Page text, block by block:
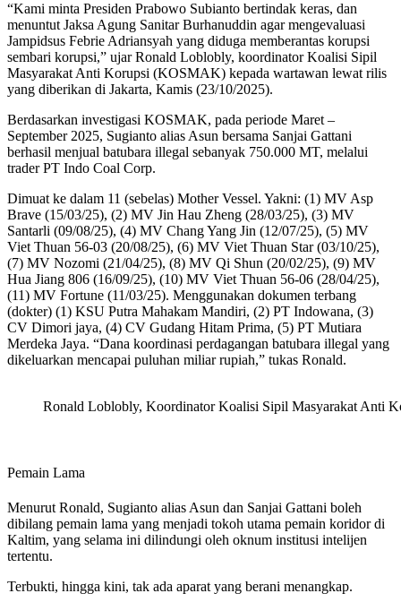
“Kami minta Presiden Prabowo Subianto bertindak keras, dan
menuntut Jaksa Agung Sanitar Burhanuddin agar mengevaluasi
Jampidsus Febrie Adriansyah yang diduga memberantas korupsi
sembari korupsi,” ujar Ronald Loblobly, koordinator Koalisi Sipil
Masyarakat Anti Korupsi (KOSMAK) kepada wartawan lewat rilis
yang diberikan di Jakarta, Kamis (23/10/2025).
Berdasarkan investigasi KOSMAK, pada periode Maret –
September 2025, Sugianto alias Asun bersama Sanjai Gattani
berhasil menjual batubara illegal sebanyak 750.000 MT, melalui
trader PT Indo Coal Corp.
Dimuat ke dalam 11 (sebelas) Mother Vessel. Yakni: (1) MV Asp
Brave (15/03/25), (2) MV Jin Hau Zheng (28/03/25), (3) MV
Santarli (09/08/25), (4) MV Chang Yang Jin (12/07/25), (5) MV
Viet Thuan 56-03 (20/08/25), (6) MV Viet Thuan Star (03/10/25),
(7) MV Nozomi (21/04/25), (8) MV Qi Shun (20/02/25), (9) MV
Hua Jiang 806 (16/09/25), (10) MV Viet Thuan 56-06 (28/04/25),
(11) MV Fortune (11/03/25). Menggunakan dokumen terbang
(dokter) (1) KSU Putra Mahakam Mandiri, (2) PT Indowana, (3)
CV Dimori jaya, (4) CV Gudang Hitam Prima, (5) PT Mutiara
Merdeka Jaya. “Dana koordinasi perdagangan batubara illegal yang
dikeluarkan mencapai puluhan miliar rupiah,” tukas Ronald.
Ronald Loblobly, Koordinator Koalisi Sipil Masyarakat Anti
Pemain Lama
Menurut Ronald, Sugianto alias Asun dan Sanjai Gattani boleh
dibilang pemain lama yang menjadi tokoh utama pemain koridor di
Kaltim, yang selama ini dilindungi oleh oknum institusi intelijen
tertentu.
Terbukti, hingga kini, tak ada aparat yang berani menangkap.